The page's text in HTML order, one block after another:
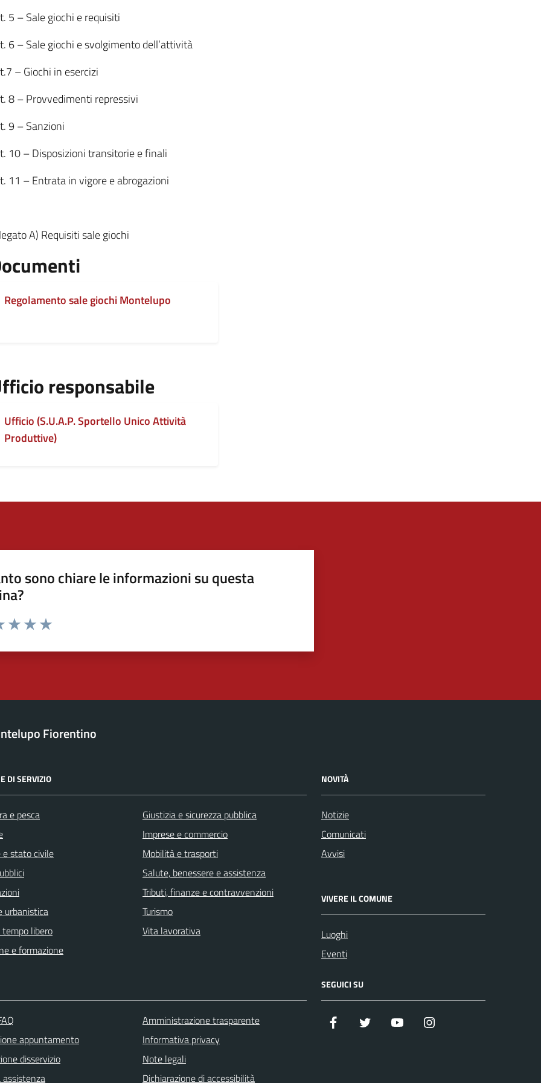
5 – Sale giochi e requisiti
6 – Sale giochi e svolgimento dell’attività
– Giochi in esercizi
8 – Provvedimenti repressivi
9 – Sanzioni
10 – Disposizioni transitorie e finali
11 – Entrata in vigore e abrogazioni
A) Requisiti sale giochi
Regolamento sale giochi Montelupo
responsabile
Ufficio (S.U.A.P. Sportello Unico Attività
Produttive)
sono chiare le informazioni su questa
Fiorentino
DI SERVIZIO
e pesca
e stato civile
urbanistica
libero
e formazione
Giustizia e sicurezza pubblica
Imprese e commercio
Mobilità e trasporti
Salute, benessere e assistenza
Tributi, finanze e contravvenzioni
Turismo
Vita lavorativa
NOVITÀ
Notizie
Comunicati
Avvisi
VIVERE IL COMUNE
Luoghi
Eventi
appuntamento
disservizio
Amministrazione trasparente
Informativa privacy
Note legali
Dichiarazione di accessibilità
SEGUICI SU
Facebook Twitter Youtube